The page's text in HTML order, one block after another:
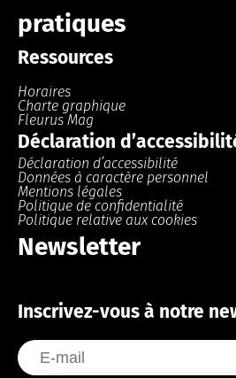
pratiques
Ressources
Horaires
Charte graphique
Fleurus Mag
Déclaration
Déclaration d’accessibilité
Données à caractère personnel
Mentions légales
Politique de confidentialité
Politique relative aux cookies
Newsletter
Inscrivez-vous à notre